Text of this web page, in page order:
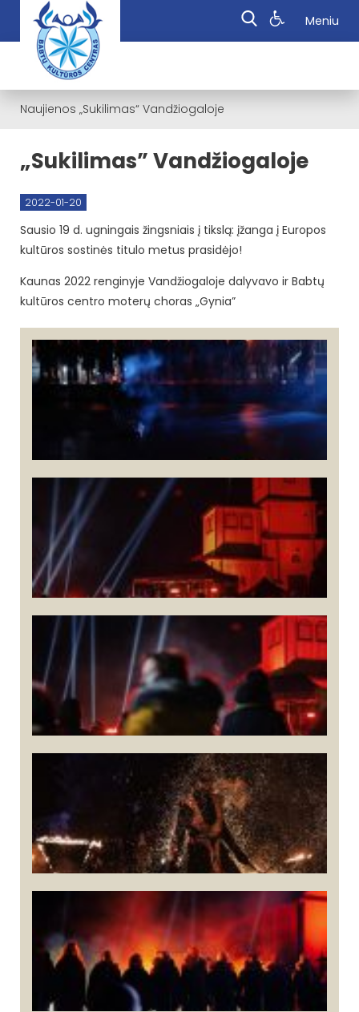
Meniu
Naujienos „Sukilimas“ Vandžiogaloje
„Sukilimas” Vandžiogaloje
2022-01-20
Sausio 19 d. ugningais žingsniais į tikslą: įžanga į Europos
kultūros sostinės titulo metus prasidėjo!
Kaunas 2022 renginyje Vandžiogaloje dalyvavo ir Babtų
kultūros centro moterų choras „Gynia”